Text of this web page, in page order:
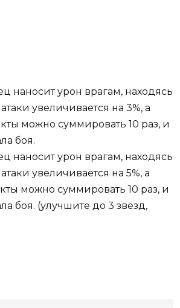
наносит урон врагам, находясь
увеличивается на 3%, а
можно суммировать 10 раз, и
боя.
наносит урон врагам, находясь
увеличивается на 5%, а
можно суммировать 10 раз, и
боя. (улучшите до 3 звезд,